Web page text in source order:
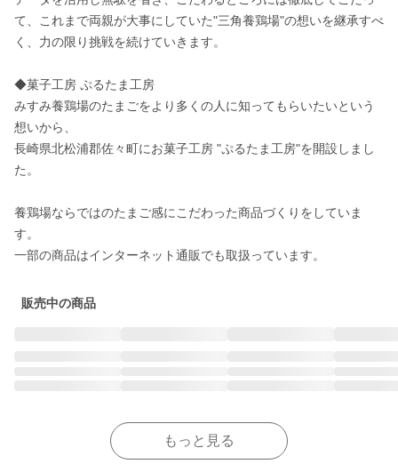
て、これまで両親が大事にしていた"三角養鶏場"の想いを継承すべ
く、力の限り挑戦を続けていきます。
◆菓子工房 ぷるたま工房
みすみ養鶏場のたまごをより多くの人に知ってもらいたいという
想いから、
長崎県北松浦郡佐々町にお菓子工房 "ぷるたま工房"を開設しまし
た。
養鶏場ならではのたまご感にこだわった商品づくりをしていま
す。
一部の商品はインターネット通販でも取扱っています。
販売中の商品
もっと見る